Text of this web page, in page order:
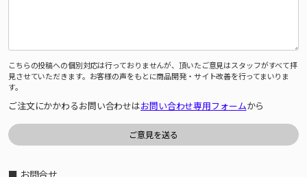
こちらの投稿への個別対応は行っておりませんが、頂いたご意見はスタッフがすべて拝
見させていただきます。お客様の声をもとに商品開発・サイト改善を行ってまいりま
す。
ご注文にかかわるお問い合わせはお問い合わせ専用フォームから
■ お問合せ